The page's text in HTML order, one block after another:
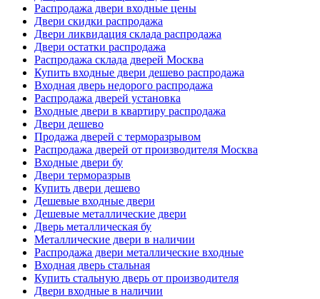
Распродажа двери входные цены
Двери скидки распродажа
Двери ликвидация склада распродажа
Двери остатки распродажа
Распродажа склада дверей Москва
Купить входные двери дешево распродажа
Входная дверь недорого распродажа
Распродажа дверей установка
Входные двери в квартиру распродажа
Двери дешево
Продажа дверей с терморазрывом
Распродажа дверей от производителя Москва
Входные двери бу
Двери терморазрыв
Купить двери дешево
Дешевые входные двери
Дешевые металлические двери
Дверь металлическая бу
Металлические двери в наличии
Распродажа двери металлические входные
Входная дверь стальная
Купить стальную дверь от производителя
Двери входные в наличии